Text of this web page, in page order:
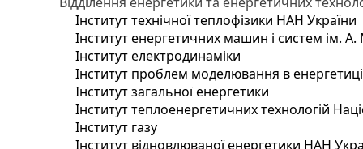
Інститут технічної теплофізики НАН України
Інститут енергетичних машин і систем ім.
Інститут електродинаміки
Інститут проблем моделювання в
Інститут загальної енергетики
Інститут теплоенергетичних технологій
Інститут газу
Інститут відновлюваної енергетики НАН